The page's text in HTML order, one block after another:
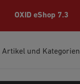
OXID eShop 7.3
Artikel und Kategorien